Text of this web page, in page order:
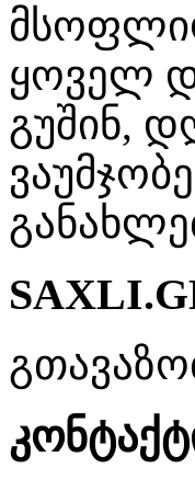
ყოველ
გუშინ,